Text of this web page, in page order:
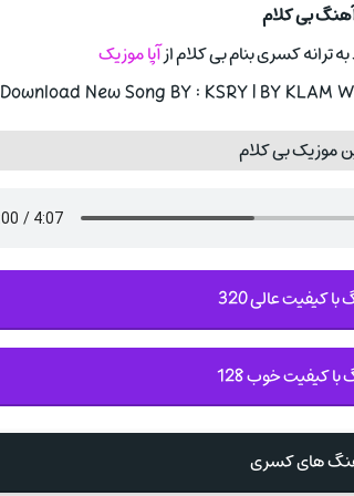
آهنگ بی کلام
ترانه کسری بنام بی کلام ازآپا موزیک
Download New Song BY : KSRY | BY
موزیک بی کلام
کیفیت عالی 320
با کیفیت خوب 128
های کسری